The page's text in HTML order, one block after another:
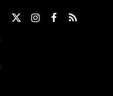
X
Instagram
Facebook
RSS